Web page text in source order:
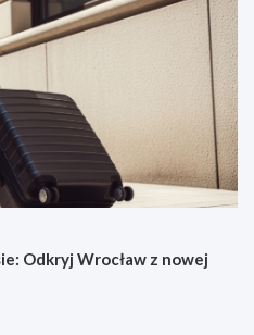
Odkryj Wrocław z nowej